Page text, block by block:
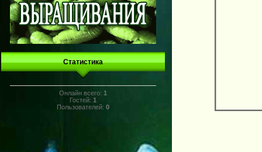
Статистика
Онлайн всего: 1
Гостей: 1
Пользователей: 0